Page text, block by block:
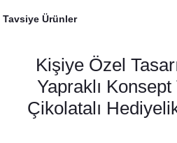
Tavsiye Ürünler
Kişiye Özel
Yapraklı
Çikolatalı